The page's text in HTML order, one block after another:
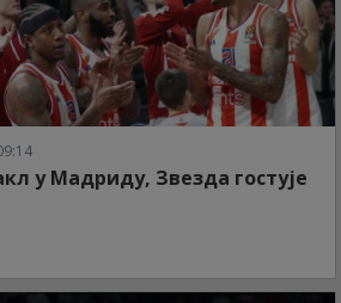
у Мадриду, Звезда гостује